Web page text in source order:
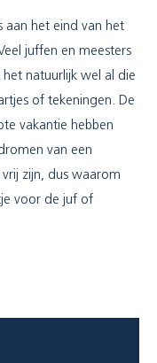
aan het eind van het
juffen en meesters
natuurlijk wel al die
of tekeningen. De
vakantie hebben
van een
zijn, dus waarom
voor de juf of